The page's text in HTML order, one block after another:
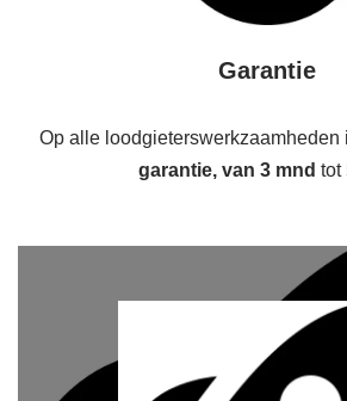
Garantie
Op alle loodgieterswerkzaamheden
garantie, van 3 mnd tot